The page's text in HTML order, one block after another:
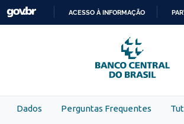
Skip to main content
PARA
O
CONTEÚDO
ACESSO À INFORMAÇÃO
Dados Perguntas Frequentes